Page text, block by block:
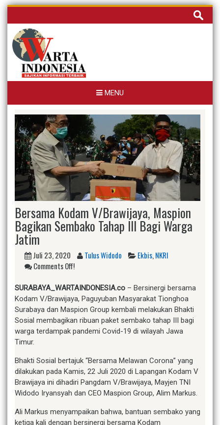
Skip
content
Cari
untuk:
MENU
Bersama Kodam V/Brawijaya, Maspion
Bagikan Sembako Tahap III Bagi Warga
Jatim
Juli 23, 2020 Tulus Widodo Ekbis,NKRI
Comments Off!
SURABAYA_WARTAINDONESIA.co – Bersinergi bersama
Kodam V/Brawijaya, Paguyuban Masyarakat Tionghoa
Surabaya dan Maspion Group kembali melakukan Bhakti
Sosial membagikan ribuan paket sembako tahap III bagi
warga terdampak pandemi Covid-19 di wilayah Jawa
Timur.
Bhakti Sosial bertajuk “Bersama Melawan Corona” yang
dilakukan pada Kamis, 22 Juli 2020 di Lapangan Kodam V
Brawijaya ini dihadiri Pangdam V/Brawijaya, Mayjen TNI
Widodo Iryansyah dan CEO Maspion Group, Alim Markus.
Ali Markus menyampaikan bahwa, bantuan sembako yang
ketiga kali dengan bersinergi bersama Kodam